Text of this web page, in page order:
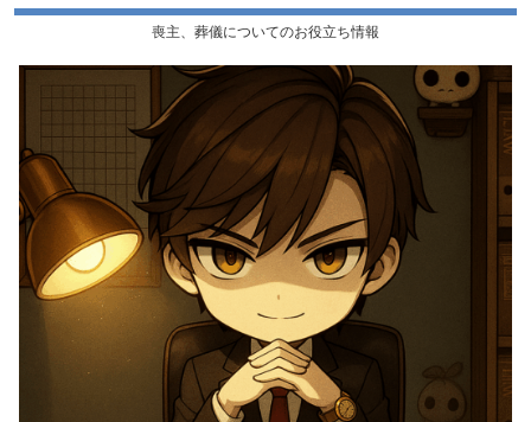
喪主、葬儀についてのお役立ち情報